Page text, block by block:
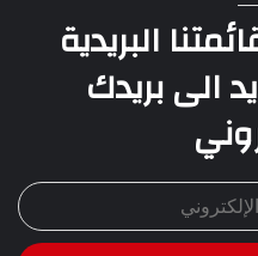
البريدية
الى بريدك